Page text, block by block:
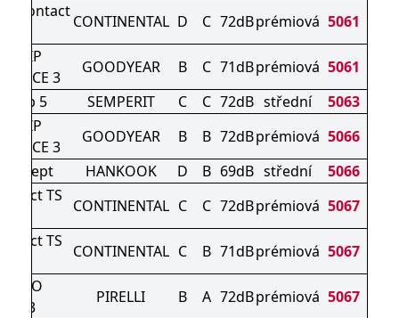
CONTINENTAL D C 72dBprémiová 5061
3
GOODYEAR B C 71dBprémiová 5061
Grip 5
SEMPERIT C C 72dB střední
5063
3
GOODYEAR B B 72dBprémiová 5066
icept
HANKOOK D B 69dB střední
5066
TS
CONTINENTAL C C 72dBprémiová 5067
TS
CONTINENTAL C B 71dBprémiová 5067
3
PIRELLI B A 72dBprémiová 5067